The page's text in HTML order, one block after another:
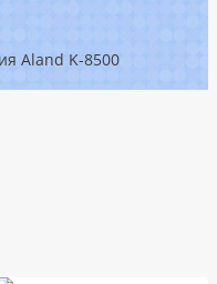
Aland K-8500